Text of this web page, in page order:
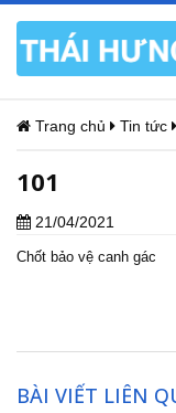
Trang chủ Tin tức
101
21/04/2021
Chốt bảo vệ canh gác
BÀI VIẾT LIÊN